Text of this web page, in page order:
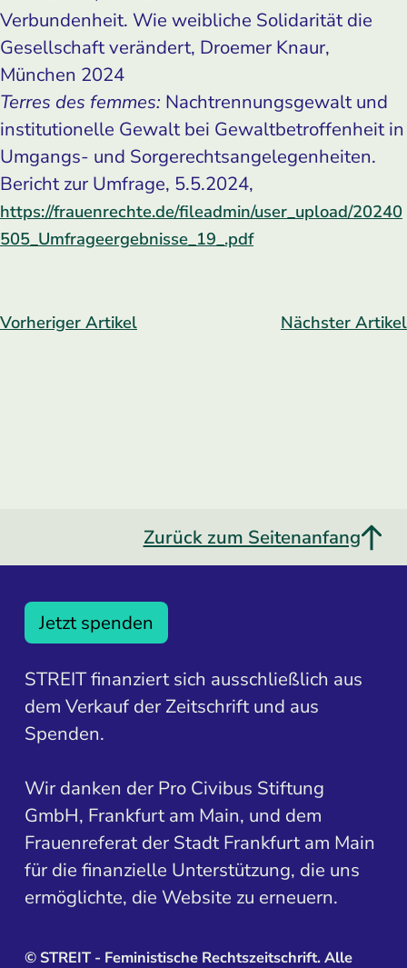
Verbundenheit. Wie weibliche Solidarität die
Gesellschaft verändert, Droemer Knaur,
München 2024
Terres des femmes: Nachtrennungsgewalt und
institutionelle Gewalt bei Gewaltbetroffenheit in
Umgangs- und Sorgerechtsangelegenheiten.
Bericht zur Umfrage, 5.5.2024,
https://frauenrechte.de/fileadmin/user_upload/20240
505_Umfrageergebnisse_19_.pdf
Vorheriger Artikel Nächster Artikel
Zurück zum Seitenanfang
Jetzt spenden
STREIT finanziert sich ausschließlich aus
dem Verkauf der Zeitschrift und aus
Spenden.
Wir danken der Pro Civibus Stiftung
GmbH, Frankfurt am Main, und dem
Frauenreferat der Stadt Frankfurt am Main
für die finanzielle Unterstützung, die uns
ermöglichte, die Website zu erneuern.
© STREIT - Feministische Rechtszeitschrift. Alle